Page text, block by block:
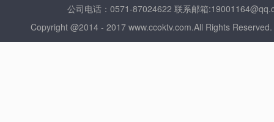
公司电话：0571-87024622 联系邮箱
Copyright @2014 - 2017 www.ccoktv.com.All Rights